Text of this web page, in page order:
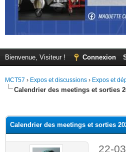
Bienvenue, Visiteur ! Connexion
MCT57 › Expos et discussions › Expos et
Calendrier des meetings et sorties
Calendrier des meetings et sorties
22-